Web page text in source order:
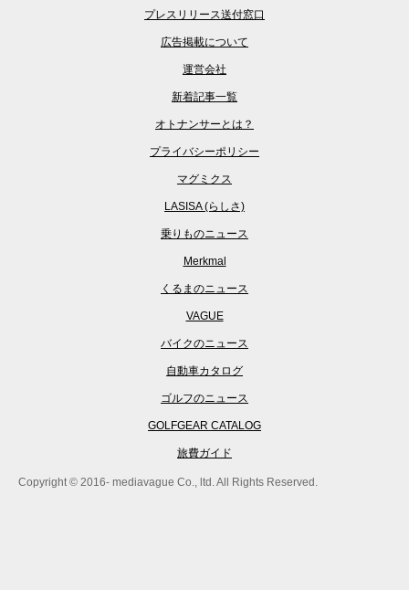
プレスリリース送付窓口
広告掲載について
運営会社
新着記事一覧
オトナンサーとは？
プライバシーポリシー
マグミクス
LASISA (らしさ)
乗りものニュース
Merkmal
くるまのニュース
VAGUE
バイクのニュース
自動車カタログ
ゴルフのニュース
GOLFGEAR CATALOG
旅費ガイド
Copyright © 2016- mediavague Co., ltd. All Rights Reserved.